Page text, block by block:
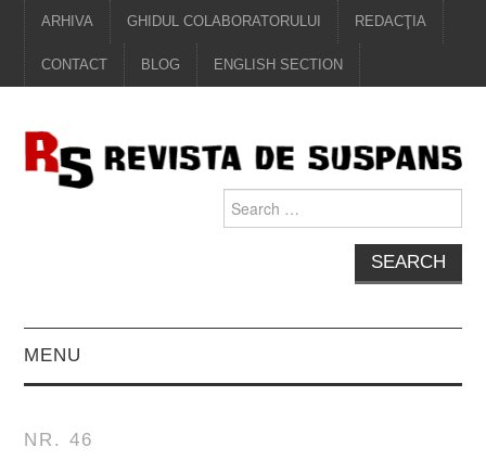
ARHIVA GHIDUL COLABORATORULUI REDACŢIA
CONTACT BLOG ENGLISH SECTION
for:
MENU
NR. 46